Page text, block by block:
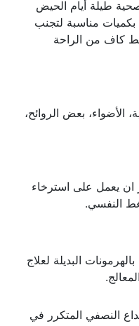
طيلة أيام الحيض
مناسبة لتجنب
كاف من الراحة
الأضواء، بعض الروائح،
ان يعمل على استرخاء
النفسي.
البديلة لعلاج
النصفي المتكرر في